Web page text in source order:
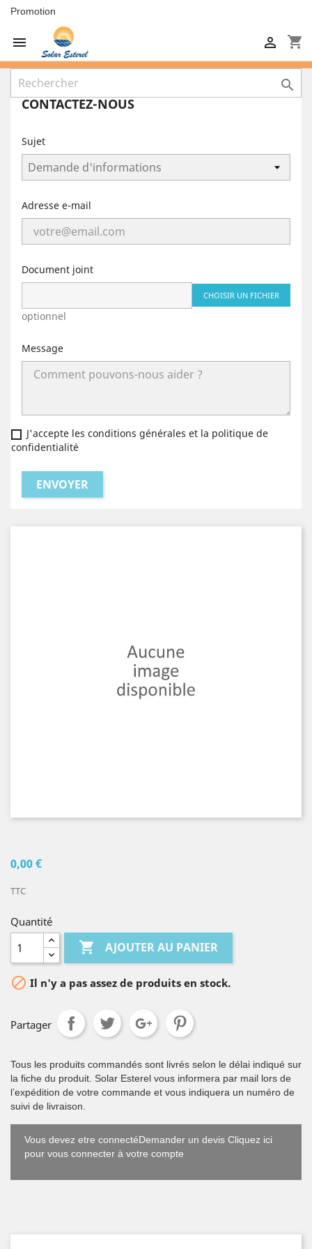
Promotion
 shopping_cart


CONTACTEZ-NOUS
Sujet
Adresse e-mail
Document joint
CHOISIR UN FICHIER
optionnel
Message
J'accepte les conditions générales et la politique de
confidentialité
0,00 €
TTC
Quantité
 AJOUTER AU PANIER
 Il n'y a pas assez de produits en stock.
Partager
Tous les produits commandés sont livrés selon le délai indiqué sur
la fiche du produit. Solar Esterel vous informera par mail lors de
l’expédition de votre commande et vous indiquera un numéro de
suivi de livraison.
Vous devez etre connectéDemander un devis Cliquez ici
pour vous connecter à votre compte